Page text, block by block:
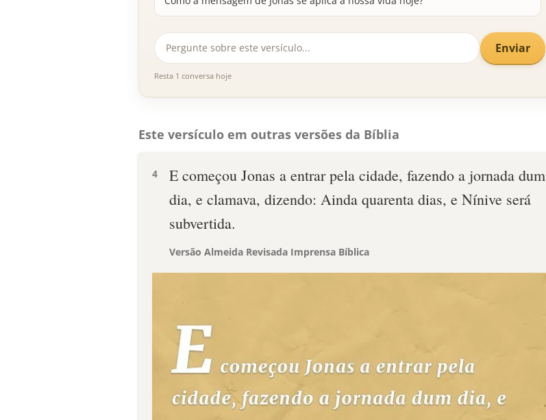
Enviar
Resta 1 conversa hoje
Este versículo em outras versões da Bíblia
4
E começou Jonas a entrar pela cidade, fazendo a jornada dum
dia, e clamava, dizendo: Ainda quarenta dias, e Nínive será
subvertida.
Versão Almeida Revisada Imprensa Bíblica